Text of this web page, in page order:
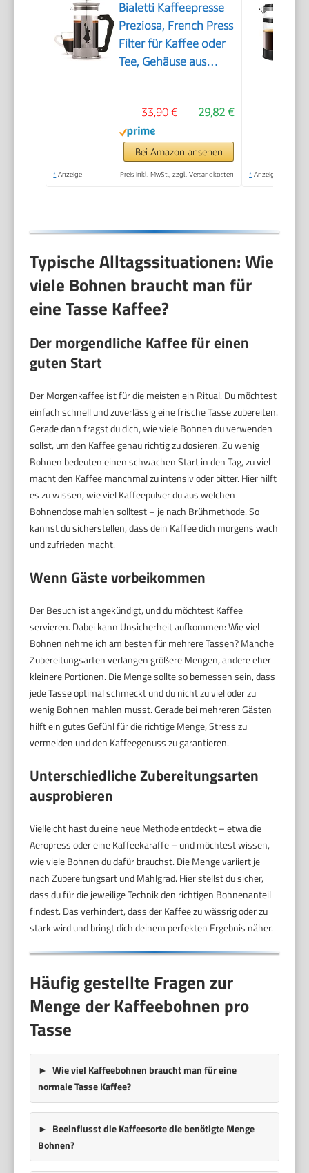
Bialetti Kaffeepresse
Preziosa, French Press
Filter für Kaffee oder
Tee, Gehäuse aus
Borosilikatglas,
spülmaschinenfest, 1
Liter, 8 Tassen, Silber
29,82 €
33,90 €
Bei Amazon ansehen
* Anzeige Preis inkl. MwSt., zzgl. Versandkosten * Anzeige
Typische Alltagssituationen: Wie
viele Bohnen braucht man für
eine Tasse Kaffee?
Der morgendliche Kaffee für einen
guten Start
Der Morgenkaffee ist für die meisten ein Ritual. Du möchtest
einfach schnell und zuverlässig eine frische Tasse zubereiten.
Gerade dann fragst du dich, wie viele Bohnen du verwenden
sollst, um den Kaffee genau richtig zu dosieren. Zu wenig
Bohnen bedeuten einen schwachen Start in den Tag, zu viel
macht den Kaffee manchmal zu intensiv oder bitter. Hier hilft
es zu wissen, wie viel Kaffeepulver du aus welchen
Bohnendose mahlen solltest – je nach Brühmethode. So
kannst du sicherstellen, dass dein Kaffee dich morgens wach
und zufrieden macht.
Wenn Gäste vorbeikommen
Der Besuch ist angekündigt, und du möchtest Kaffee
servieren. Dabei kann Unsicherheit aufkommen: Wie viel
Bohnen nehme ich am besten für mehrere Tassen? Manche
Zubereitungsarten verlangen größere Mengen, andere eher
kleinere Portionen. Die Menge sollte so bemessen sein, dass
jede Tasse optimal schmeckt und du nicht zu viel oder zu
wenig Bohnen mahlen musst. Gerade bei mehreren Gästen
hilft ein gutes Gefühl für die richtige Menge, Stress zu
vermeiden und den Kaffeegenuss zu garantieren.
Unterschiedliche Zubereitungsarten
ausprobieren
Vielleicht hast du eine neue Methode entdeckt – etwa die
Aeropress oder eine Kaffeekaraffe – und möchtest wissen,
wie viele Bohnen du dafür brauchst. Die Menge variiert je
nach Zubereitungsart und Mahlgrad. Hier stellst du sicher,
dass du für die jeweilige Technik den richtigen Bohnenanteil
findest. Das verhindert, dass der Kaffee zu wässrig oder zu
stark wird und bringt dich deinem perfekten Ergebnis näher.
Häufig gestellte Fragen zur
Menge der Kaffeebohnen pro
Tasse
Wie viel Kaffeebohnen braucht man für eine
normale Tasse Kaffee?
Beeinflusst die Kaffeesorte die benötigte Menge
Bohnen?